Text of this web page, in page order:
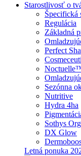
Starostlivosť o
Špecifická
Regulácia
Základná
Perfect
Sezónna
Nutritive
Hydra 4ha
Sothys
DX Glow
Letná ponuka